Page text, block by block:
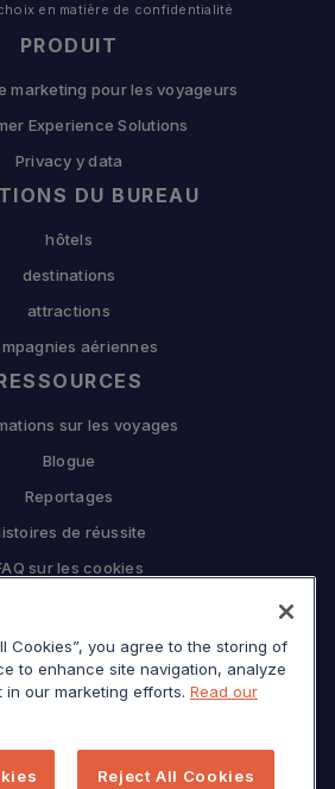
PRODUIT
marketing pour les voyageurs
Experience Solutions
Privacy y data
DU BUREAU
hôtels
destinations
attractions
aériennes
sur les voyages
Blogue
Reportages
de réussite
sur les cookies
Pourquoi Sojern
en partenariat avec nous
Presse
en matière de confidentialité
Cookies”, you agree to the storing of
to enhance site navigation, analyze
our marketing efforts. Read our
Reject All Cookies